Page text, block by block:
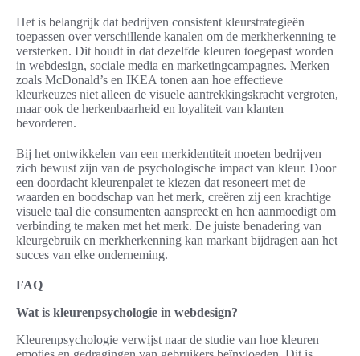
Het is belangrijk dat bedrijven consistent kleurstrategieën
toepassen over verschillende kanalen om de merkherkenning te
versterken. Dit houdt in dat dezelfde kleuren toegepast worden
in webdesign, sociale media en marketingcampagnes. Merken
zoals McDonald’s en IKEA tonen aan hoe effectieve
kleurkeuzes niet alleen de visuele aantrekkingskracht vergroten,
maar ook de herkenbaarheid en loyaliteit van klanten
bevorderen.
Bij het ontwikkelen van een merkidentiteit moeten bedrijven
zich bewust zijn van de psychologische impact van kleur. Door
een doordacht kleurenpalet te kiezen dat resoneert met de
waarden en boodschap van het merk, creëren zij een krachtige
visuele taal die consumenten aanspreekt en hen aanmoedigt om
verbinding te maken met het merk. De juiste benadering van
kleurgebruik en merkherkenning kan markant bijdragen aan het
succes van elke onderneming.
FAQ
Wat is kleurenpsychologie in webdesign?
Kleurenpsychologie verwijst naar de studie van hoe kleuren